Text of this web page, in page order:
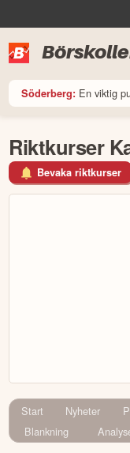
Söderberg: En viktig
Riktkurser
Bevaka riktkurser
Start Nyheter
Blankning